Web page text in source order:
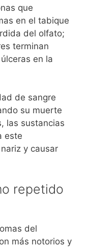
que
en el tabique
del olfato;
terminan
en la
de sangre
su muerte
las sustancias
este
y causar
repetido
del
más notorios y